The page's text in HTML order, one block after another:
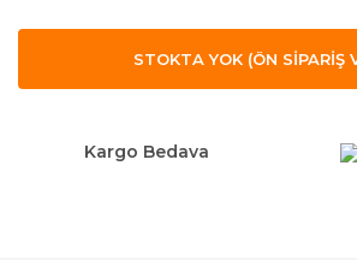
STOKTA YOK (ÖN SİPARİŞ
Kargo Bedava